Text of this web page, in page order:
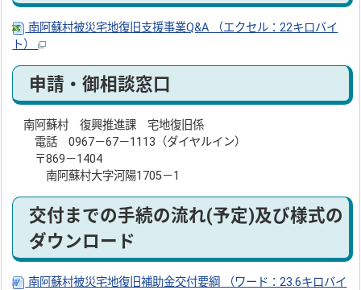
南阿蘇村被災宅地復旧支援事業Q&A （エクセル：22キロバイ
ト）
申請・御相談窓口
南阿蘇村 復興推進課 宅地復旧係
電話 0967－67－1113（ダイヤルイン）
〒869－1404
南阿蘇村大字河陽1705－1
交付までの手続の流れ(予定)及び様式の
ダウンロード
南阿蘇村被災宅地復旧補助金交付要綱 （ワード：23.6キロバイ